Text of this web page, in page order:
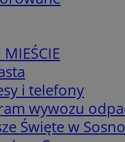
i telefony
wywozu
Święte w